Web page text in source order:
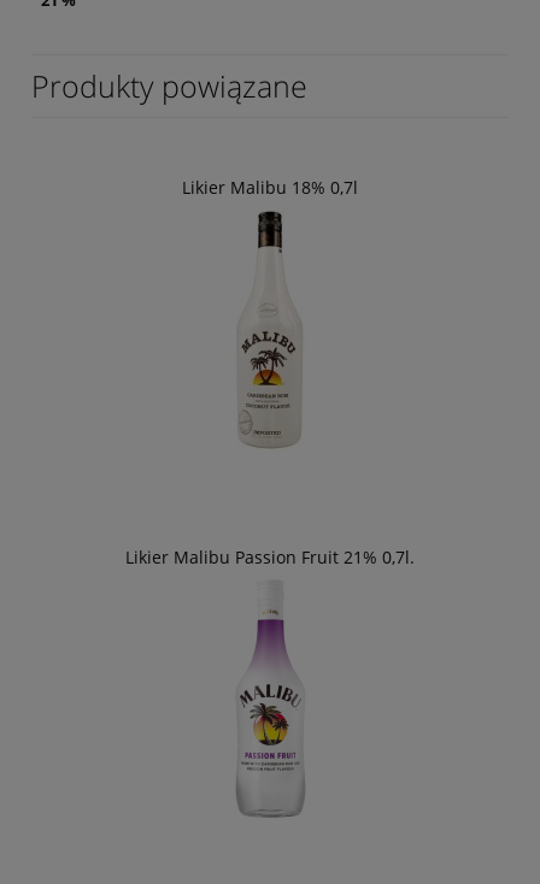
Produkty powiązane
Likier Malibu 18% 0,7l
Likier Malibu Passion Fruit 21% 0,7l.